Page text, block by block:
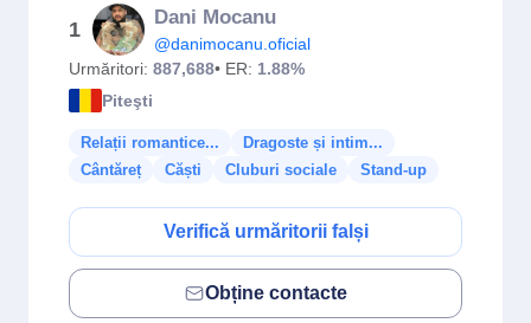
1
Dani Mocanu
@danimocanu.oficial
Urmăritori: 887,688• ER: 1.88%
Piteşti
Relații romantice...
Dragoste și intim...
Cântăreț
Căști Cluburi sociale Stand-up
Verifică urmăritorii falși
Obține contacte